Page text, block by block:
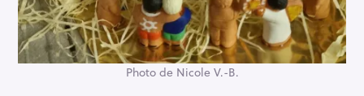
Photo de Nicole V.-B.